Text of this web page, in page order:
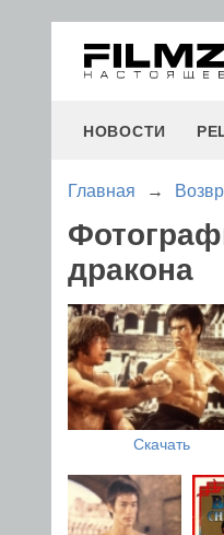
НОВОСТИ
Главная →
дракона
Скачать